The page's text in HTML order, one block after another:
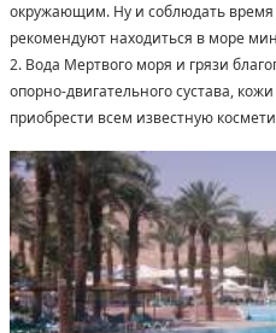
окружающим. Ну и соблюдать
рекомендуют находиться в море
2. Вода Мертвого моря и грязи
опорно-двигательного сустава,
приобрести всем известную